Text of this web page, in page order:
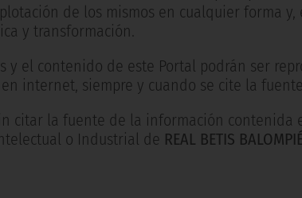
de los mismos en cualquier forma
y transformación.
y el contenido de este Portal podrán ser
internet, siempre y cuando se cite la
citar la fuente de la información contenida
o Industrial de REAL BETIS